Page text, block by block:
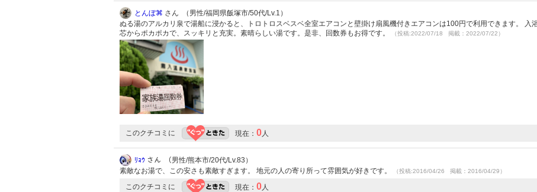
とんぼ⌘ さん （男性/福岡県飯塚市/50代/Lv.1）
ぬる湯のアルカリ泉で湯船に浸かると、トロトロスベスベ全室エアコンと壁掛け扇風機付きエアコンは100円で利用できます。 入
芯からポカポカで、スッキリと充実。素晴らしい湯です。是非、回数券もお得です。
（投稿:2022/07/18 掲載：2022/07/22）
このクチコミに 現在： 0 人
ﾘｮｳ さん （男性/熊本市/20代/Lv.83）
素敵なお湯で、この安さも素敵すぎます。 地元の人の寄り所って雰囲気が好きです。
（投稿:2016/04/26 掲載：2016/04/29）
このクチコミに 現在： 0 人